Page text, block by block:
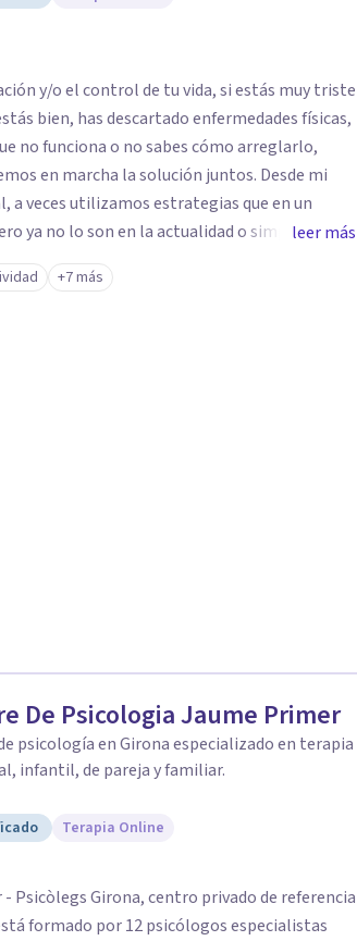
de tu vida, si estás muy triste
bien, has descartado enfermedades físicas,
no funciona o no sabes cómo arreglarlo,
marcha la solución juntos. Desde mi
a veces utilizamos estrategias que en un
ya no lo son en la actualidad o simplemente
adecuadas de hacer las cosas, de plantear
es analizar las
leer más
+7 más
De Psicologia Jaume Primer
psicología en Girona especializado en terapia
infantil, de pareja y familiar.
Terapia Online
Psicòlegs Girona, centro privado de referencia
formado por 12 psicólogos especialistas